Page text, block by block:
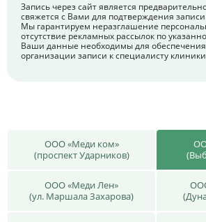
Запись через сайт является
свяжется с Вами для подтверждения
Мы гарантируем неразглашение
отсутствие рекламных рассылок по
Ваши данные необходимы для
организации записи к специалисту
ООО «Меди ком»
(проспект Ударников)
ООО «Меди Лен»
(ул. Маршала Захарова)